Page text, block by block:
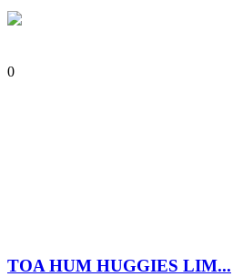
0
TOA HUM HUGGIES LIM...